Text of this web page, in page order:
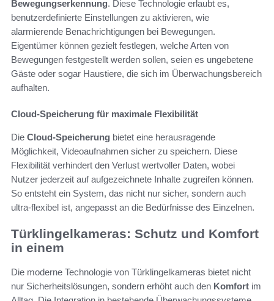
Bewegungserkennung. Diese Technologie erlaubt es,
benutzerdefinierte Einstellungen zu aktivieren, wie
alarmierende Benachrichtigungen bei Bewegungen.
Eigentümer können gezielt festlegen, welche Arten von
Bewegungen festgestellt werden sollen, seien es ungebetene
Gäste oder sogar Haustiere, die sich im Überwachungsbereich
aufhalten.
Cloud-Speicherung für maximale Flexibilität
Die Cloud-Speicherung bietet eine herausragende
Möglichkeit, Videoaufnahmen sicher zu speichern. Diese
Flexibilität verhindert den Verlust wertvoller Daten, wobei
Nutzer jederzeit auf aufgezeichnete Inhalte zugreifen können.
So entsteht ein System, das nicht nur sicher, sondern auch
ultra-flexibel ist, angepasst an die Bedürfnisse des Einzelnen.
Türklingelkameras: Schutz und Komfort
in einem
Die moderne Technologie von Türklingelkameras bietet nicht
nur Sicherheitslösungen, sondern erhöht auch den Komfort im